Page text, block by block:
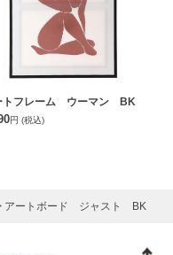
トフレーム ウーマン BK
円 (税込)
アートボード ジャスト BK